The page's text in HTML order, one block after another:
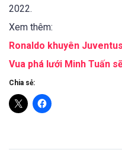
2022.
Xem thêm:
Ronaldo khuyên
Vua phá lưới Minh Tuấn
Chia sẻ: